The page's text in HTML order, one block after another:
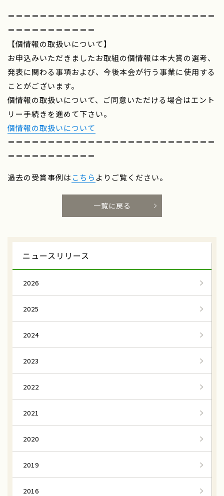
＝＝＝＝＝＝＝＝＝＝＝＝＝＝＝＝＝＝＝＝＝＝＝＝＝＝
＝＝＝＝＝＝＝＝＝＝＝
【個情報の取扱いについて】
お申込みいただきましたお取組の個情報は本大賞の選考、
発表に関わる事項および、今後本会が行う事業に使用する
ことがございます。
個情報の取扱いについて、ご同意いただける場合はエント
リー手続きを進めて下さい。
個情報の取扱いについて
＝＝＝＝＝＝＝＝＝＝＝＝＝＝＝＝＝＝＝＝＝＝＝＝＝＝
＝＝＝＝＝＝＝＝＝＝＝
過去の受賞事例はこちら よりご覧ください。
一覧に戻る
ニュースリリース
2026
2025
2024
2023
2022
2021
2020
2019
2016